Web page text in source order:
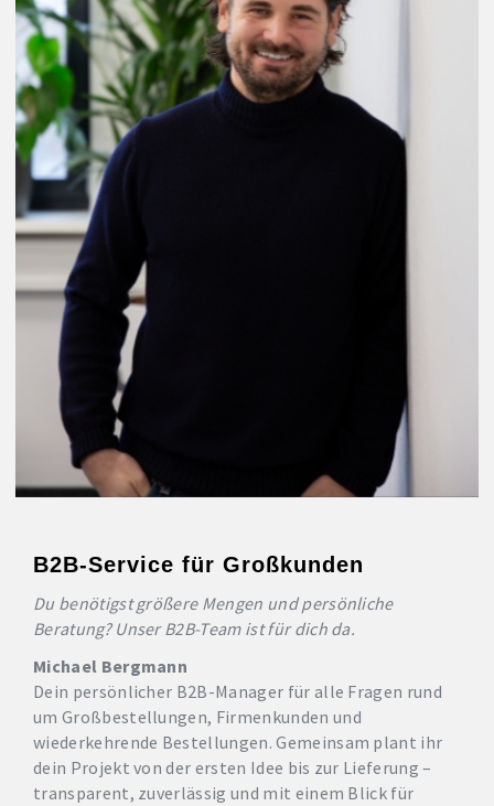
B2B-Service für Großkunden
Du benötigst größere Mengen und persönliche
Beratung? Unser B2B-Team ist für dich da.
Michael Bergmann
Dein persönlicher B2B-Manager für alle Fragen rund
um Großbestellungen, Firmenkunden und
wiederkehrende Bestellungen. Gemeinsam plant ihr
dein Projekt von der ersten Idee bis zur Lieferung –
transparent, zuverlässig und mit einem Blick für